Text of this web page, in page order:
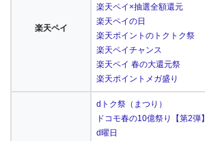
楽天ペイ
楽天ペイ×抽選全額還元
楽天ペイの日
楽天ポイントのトクトク祭
楽天ペイチャンス
楽天ペイ 春の大還元祭
楽天ポイントメガ盛り
dトク祭（まつり）
ドコモ春の10億祭り【第2弾】
d曜日